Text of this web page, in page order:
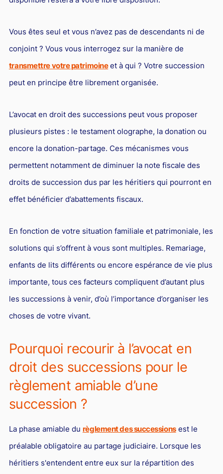
Vous êtes seul et vous n’avez pas de descendants ni de
conjoint ? Vous vous interrogez sur la manière de
transmettre votre patrimoineet à qui ? Votre succession
peut en principe être librement organisée.
L’avocat en droit des successions peut vous proposer
plusieurs pistes : le testament olographe, la donation ou
encore la donation-partage. Ces mécanismes vous
permettent notamment de diminuer la note fiscale des
droits de succession dus par les héritiers qui pourront en
effet bénéficier d’abattements fiscaux.
En fonction de votre situation familiale et patrimoniale, les
solutions qui s’offrent à vous sont multiples. Remariage,
enfants de lits différents ou encore espérance de vie plus
importante, tous ces facteurs compliquent d’autant plus
les successions à venir, d’où l’importance d’organiser les
choses de votre vivant.
Pourquoi recourir à l’avocat en
droit des successions pour le
règlement amiable d’une
succession ?
La phase amiable du règlement des successionsest le
préalable obligatoire au partage judiciaire. Lorsque les
héritiers s'entendent entre eux sur la répartition des